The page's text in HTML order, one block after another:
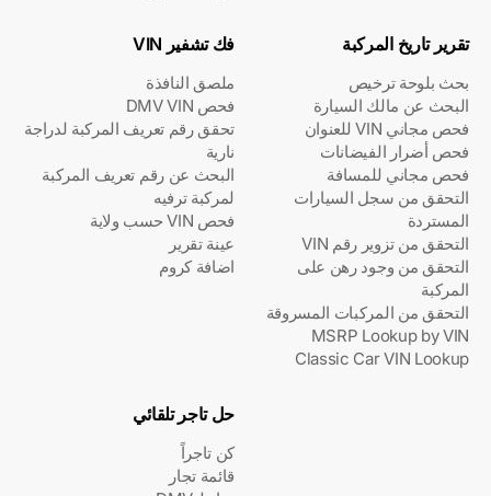
فك تشفير VIN
ملصق النافذة
فحص DMV VIN
تحقق رقم تعريف المركبة لدراجة
نارية
البحث عن رقم تعريف المركبة
لمركبة ترفيه
فحص VIN حسب ولاية
عينة تقرير
اضافة كروم
تقرير تاريخ المركبة
بحث بلوحة ترخيص
البحث عن مالك السيارة
فحص مجاني VIN للعنوان
فحص أضرار الفيضانات
فحص مجاني للمسافة
التحقق من سجل السيارات
المستردة
التحقق من تزوير رقم VIN
التحقق من وجود رهن على
المركبة
التحقق من المركبات المسروقة
MSRP Lookup by VIN
Classic Car VIN Lookup
حل تاجر تلقائي
كن تاجراً
قائمة تجار